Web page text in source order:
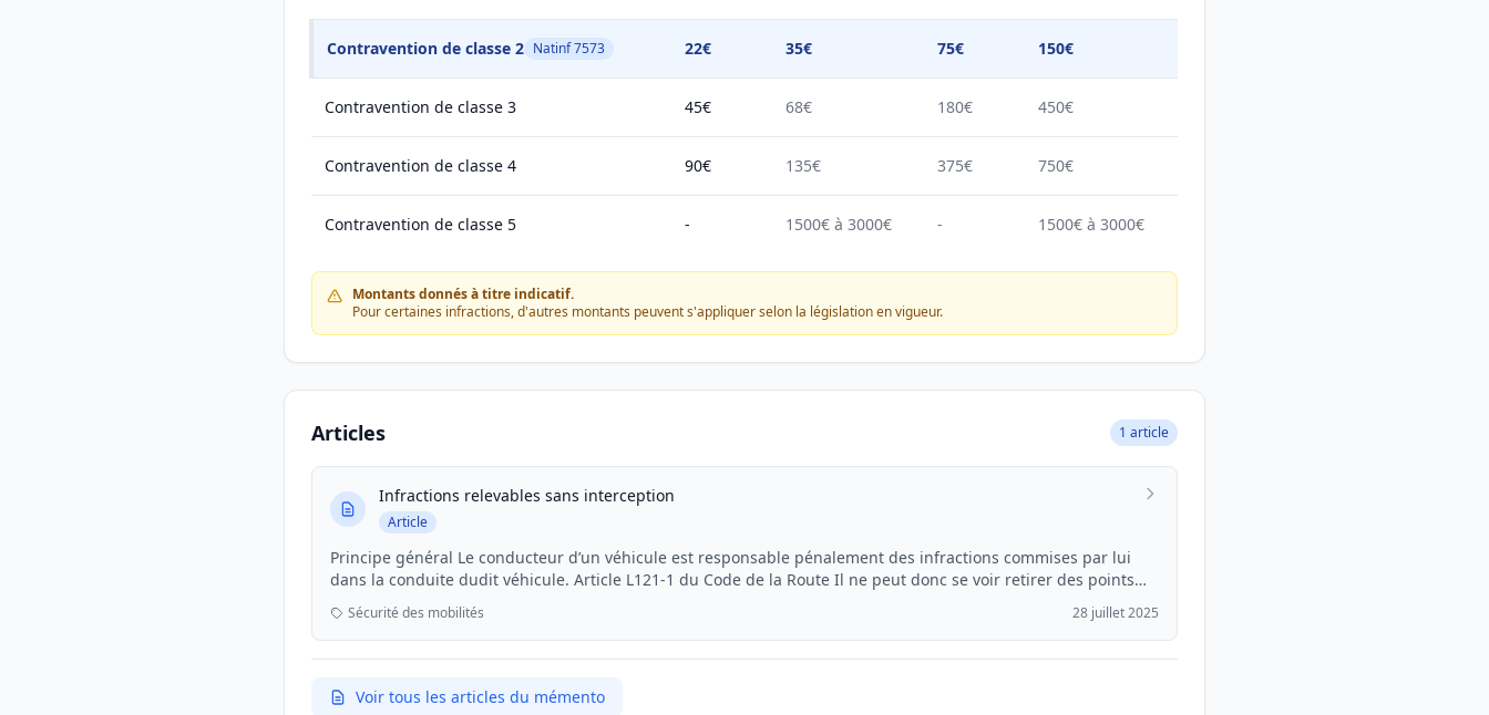
Contravention de classe 2 Natinf 7573 22€ 35€ 75€ 150€
Contravention de classe 3 45€ 68€ 180€ 450€
Contravention de classe 4 90€ 135€ 375€ 750€
Contravention de classe 5 - 1500€ à 3000€ - 1500€ à 3000€
Montants donnés à titre indicatif.
Pour certaines infractions, d'autres montants peuvent s'appliquer selon la législation en vigueur.
Articles 1 article
Infractions relevables sans interception
Article
Principe général Le conducteur d’un véhicule est responsable pénalement des infractions commises par lui
dans la conduite dudit véhicule. Article L121-1 du Code de la Route Il ne peut donc se voir retirer des points
que s'il est intercepté. P...
Sécurité des mobilités 28 juillet 2025
Voir tous les articles du mémento